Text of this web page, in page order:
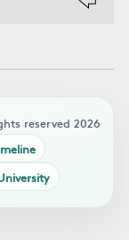
reserved 2026